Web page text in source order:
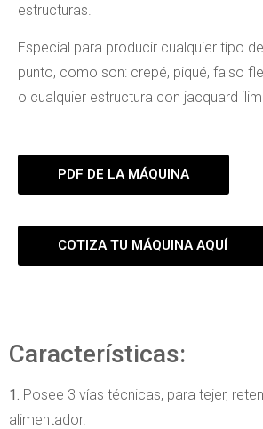
estructuras.
Especial para producir cualquier tipo
punto, como son: crepé, piqué, falso
o cualquier estructura con jacquard
PDF DE LA MÁQUINA
COTIZA TU MÁQUINA AQUÍ
Características:
1. Posee 3 vías técnicas, para tejer,
alimentador.